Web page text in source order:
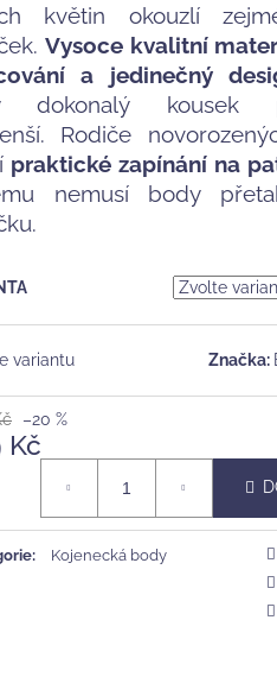
květin okouzlí
Vysoce kvalitní
a jedinečný
dokonalý kousek
Rodiče
praktické zapínání na
nemusí body
variantu Značka:
–20 %
Kč
: Kojenecká body
BAOBABY,